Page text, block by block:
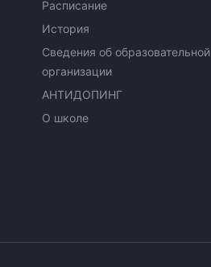
Расписание
История
Сведения об образовательной
организации
АНТИДОПИНГ
О школе